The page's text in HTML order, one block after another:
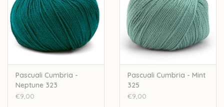
Pascuali Cumbria -
Neptune 323
€9,00
Pascuali Cumbria - Mint
325
€9,00